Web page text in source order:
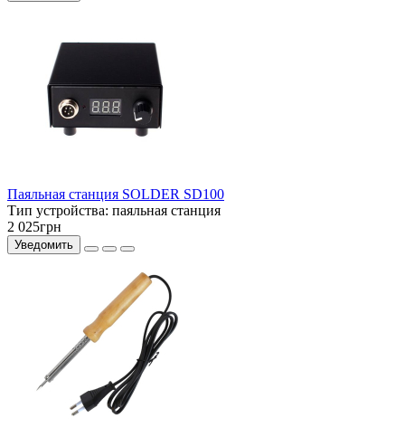
Паяльная станция SOLDER SD100
Тип устройства: паяльная станция
2 025грн
Уведомить